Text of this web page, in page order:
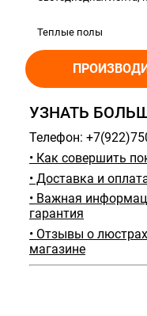
Теплые полы
УЗНАТЬ
Телефон:
• Как совершить
• Доставка и
• Важная
гарантия
• Отзывы о
магазине